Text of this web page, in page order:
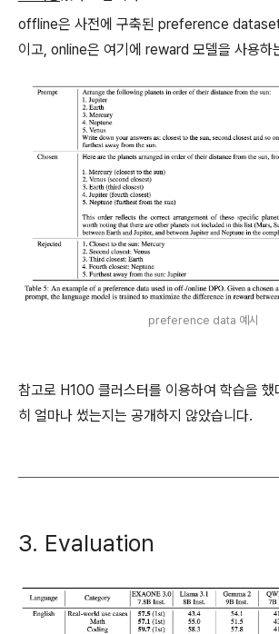
offline은 사전에 구축된 preference dataset
이고, online은 여기에 reward 모델을 사용하
preference data 예시
참고로 H100 클러스터를 이용하여 학습을 했
히 얼마나 썼는지는 공개하지 않았습니다.
3. Evaluation